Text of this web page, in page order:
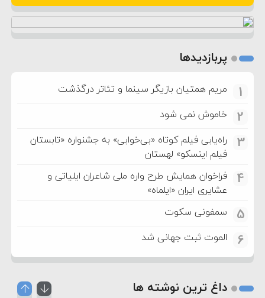
پربازدیدها
1 مریم همتیان بازیگر سینما و تئاتر درگذشت
2 خاموش نمی شود
3
راه‌یابی فیلم کوتاه «بی‌خوابی» به جشنواره «تابستان
فیلم اینسکو» لهستان
4
فراخوان همایش طرح واره ملی شاعران ایلیاتی و
عشایری ایران «ایلماه»
5 سمفونی سکوت
6 الموت ثبت جهانی شد
داغ ترین نوشته ها